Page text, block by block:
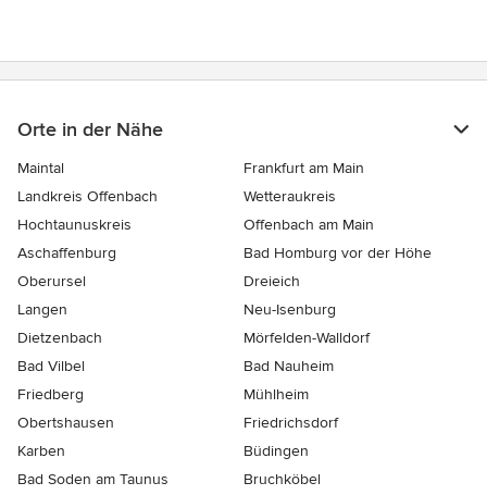
Orte in der Nähe
Maintal
Frankfurt am Main
Landkreis Offenbach
Wetteraukreis
Hochtaunuskreis
Offenbach am Main
Aschaffenburg
Bad Homburg vor der Höhe
Oberursel
Dreieich
Langen
Neu-Isenburg
Dietzenbach
Mörfelden-Walldorf
Bad Vilbel
Bad Nauheim
Friedberg
Mühlheim
Obertshausen
Friedrichsdorf
Karben
Büdingen
Bad Soden am Taunus
Bruchköbel